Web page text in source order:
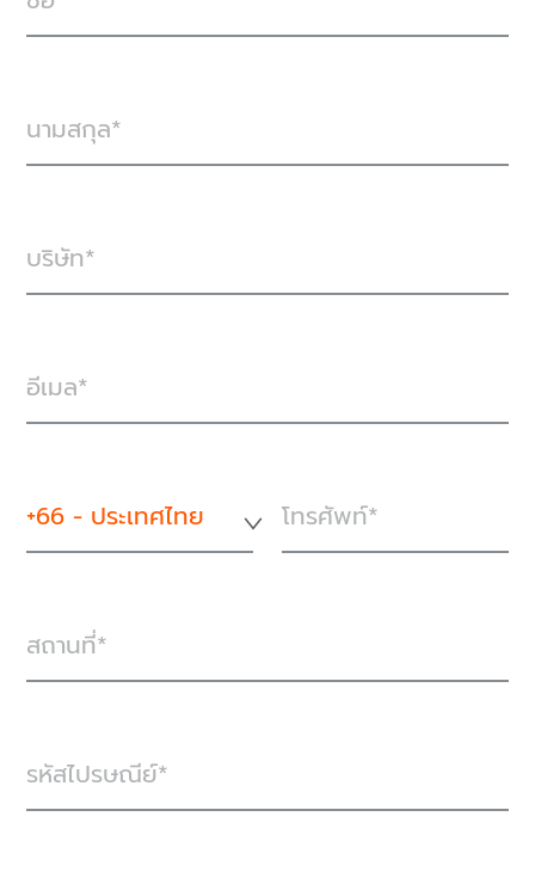
นามสกุล
บริษัท
อีเมล
+66 - ประเทศไทย โทรศัพท์
สถานที่
รหัสไปรษณีย์